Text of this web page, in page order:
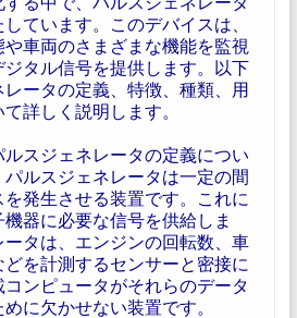
ています。このデバイスは、
車両のさまざまな機能を監視
タル信号を提供します。以下
ータの定義、特徴、種類、用
詳しく説明します。
ルスジェネレータの定義につい
ルスジェネレータは一定の間
発生させる装置です。これに
器に必要な信号を供給しま
タは、エンジンの回転数、車
を計測するセンサーと密接に
ンピュータがそれらのデータ
に欠かせない装置です。